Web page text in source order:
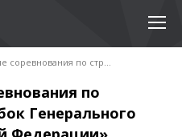
IV Всероссийские соревнования по стрельбе из лука «Кубок Генерального прокурора Российской Федерации»
по
Генерального